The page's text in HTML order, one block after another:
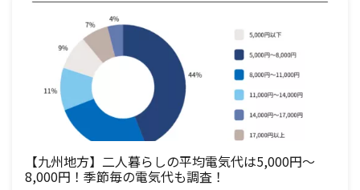
【九州地方】二人暮らしの平均電気代は5,000円〜
8,000円！季節毎の電気代も調査！